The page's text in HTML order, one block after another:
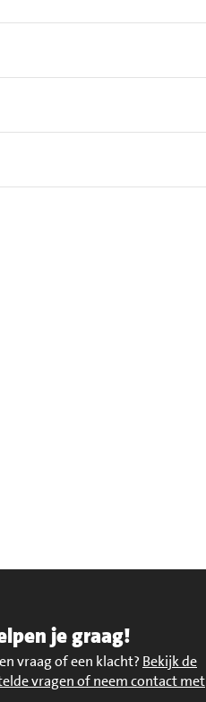
je graag!
vraag of een klacht? Bekijk de
vragen of neem contact met